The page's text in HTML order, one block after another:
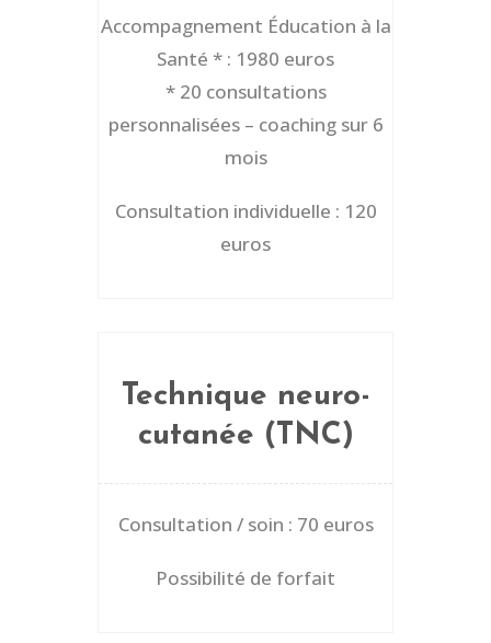
Accompagnement Éducation à la
Santé * : 1980 euros
* 20 consultations
personnalisées – coaching sur 6
mois
Consultation individuelle : 120
euros
Technique neuro-
cutanée (TNC)
Consultation / soin : 70 euros
Possibilité de forfait